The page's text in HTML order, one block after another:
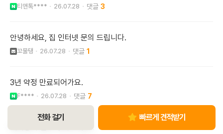
티앤톡**** 26.07.28 3
안녕하세요, 집 인터넷 문의 드립니다.
꼬물탱 26.07.28 1
3년 약정 만료되어가요.
F**** 26.07.28 7
해지방어 멘트 부탁드려요..
전화 걸기 빠르게 견적받기